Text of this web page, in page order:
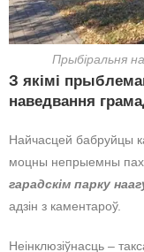
Прыбіральня
З якімі
наведвання
Найчасцей бабруйцы
моцны непрыемны пах,
гарадскім парку
адзін з каментароў.
Неінклюзіўнасць –